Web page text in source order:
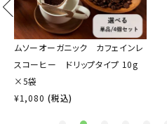
meeting_room ログイン person 会員登録
ムソーオーガニック カフェインレ
スコーヒー ドリップタイプ 10g
×5袋
¥1,080 (税込)